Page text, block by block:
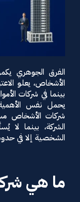
الفرق الجوهري
الأشخاص، يعلو
بينما في شركات
يحمل نفس
شركات الأشخاص
الشركة، بينما لا
الشخصية إلا في
ما هي